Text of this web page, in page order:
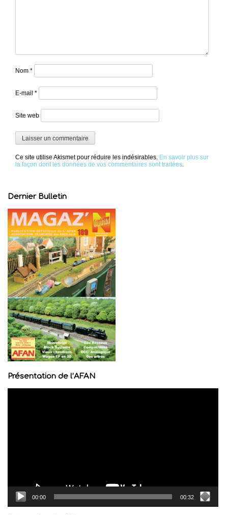
Nom *
E-mail *
Site web
Ce site utilise Akismet pour réduire les indésirables. En savoir plus sur
la façon dont les données de vos commentaires sont traitées.
Dernier Bulletin
Présentation de l’AFAN
00:00 00:32